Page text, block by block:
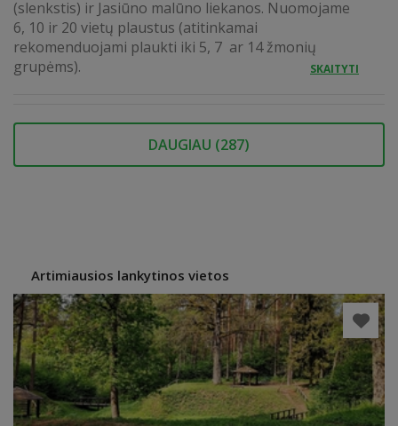
(slenkstis) ir Jasiūno malūno liekanos. Nuomojame
6, 10 ir 20 vietų plaustus (atitinkamai
rekomenduojami plaukti iki 5, 7 ar 14 žmonių
grupėms).
SKAITYTI
DAUGIAU (287)
Artimiausios lankytinos vietos